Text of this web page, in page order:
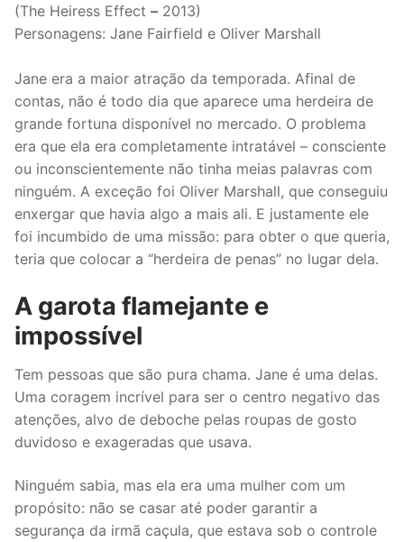
(The Heiress Effect – 2013)
Personagens: Jane Fairfield e Oliver Marshall
Jane era a maior atração da temporada. Afinal de
contas, não é todo dia que aparece uma herdeira de
grande fortuna disponível no mercado. O problema
era que ela era completamente intratável – consciente
ou inconscientemente não tinha meias palavras com
ninguém. A exceção foi Oliver Marshall, que conseguiu
enxergar que havia algo a mais ali. E justamente ele
foi incumbido de uma missão: para obter o que queria,
teria que colocar a “herdeira de penas” no lugar dela.
A garota flamejante e
impossível
Tem pessoas que são pura chama. Jane é uma delas.
Uma coragem incrível para ser o centro negativo das
atenções, alvo de deboche pelas roupas de gosto
duvidoso e exageradas que usava.
Ninguém sabia, mas ela era uma mulher com um
propósito: não se casar até poder garantir a
segurança da irmã caçula, que estava sob o controle